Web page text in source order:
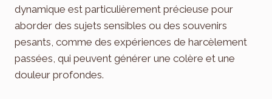
dynamique est particulièrement précieuse pour
aborder des sujets sensibles ou des souvenirs
pesants, comme des expériences de harcèlement
passées, qui peuvent générer une colère et une
douleur profondes.